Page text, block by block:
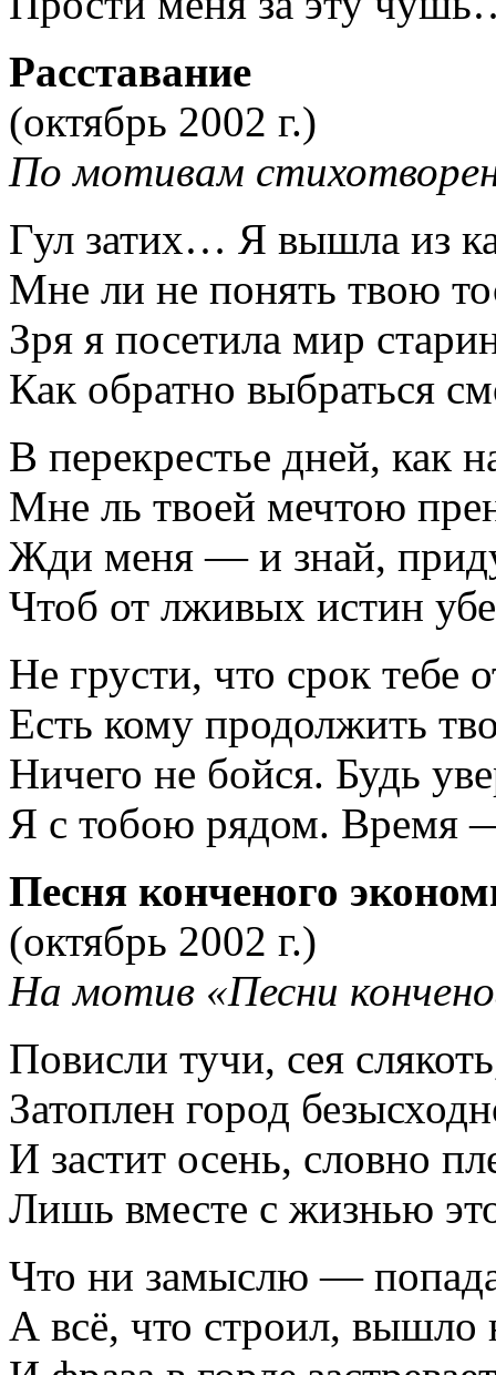
Расставание
(октябрь 2002 г.)
По мотивам
Гул затих… Я вышла из
Мне ли не понять твою
Зря я посетила мир
Как обратно выбраться
В перекрестье дней, как
Мне ль твоей мечтою
Жди меня — и знай,
Чтоб от лживых истин
Не грусти, что срок тебе
Есть кому продолжить
Ничего не бойся. Будь
Я с тобою рядом. Время
Песня конченого
(октябрь 2002 г.)
На мотив «Песни
Повисли тучи, сея
Затоплен город
И застит осень, словно
Лишь вместе с жизнью
Что ни замыслю —
А всё, что строил, вышло